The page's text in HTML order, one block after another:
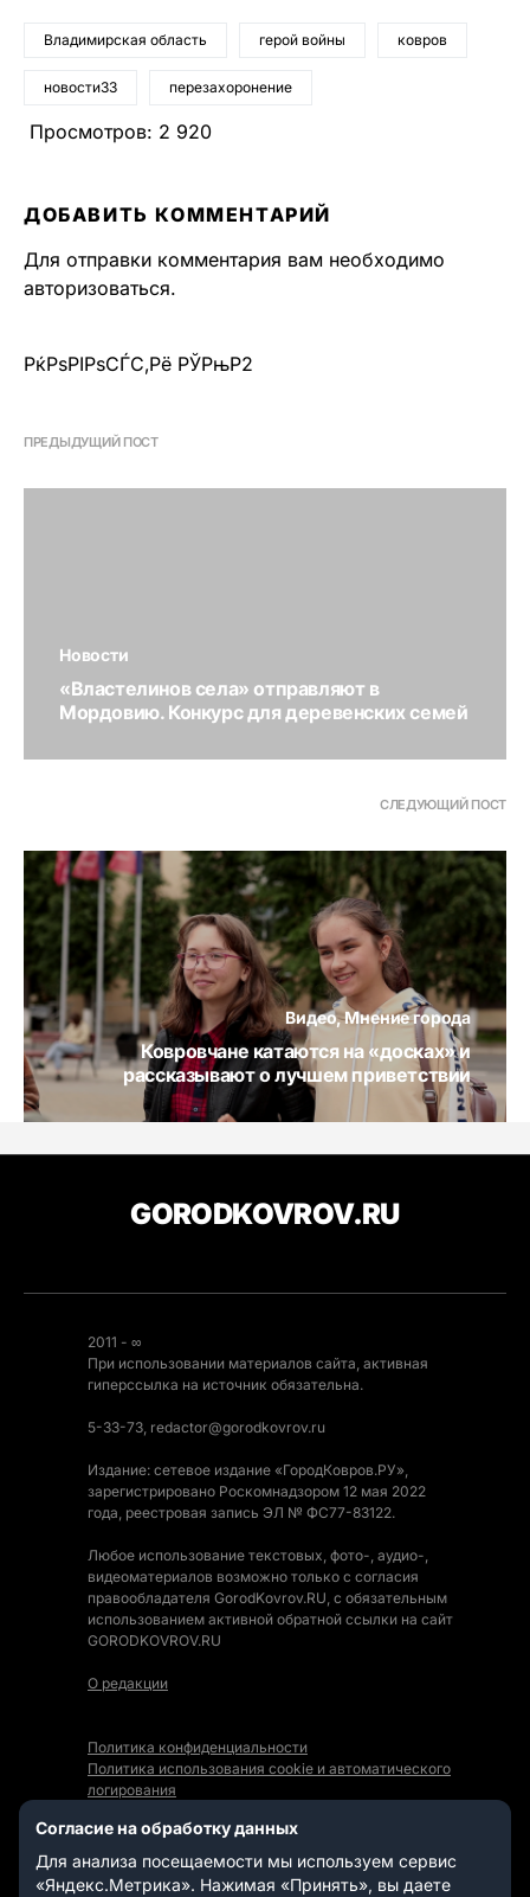
Владимирская область герой войны ковров
новости33 перезахоронение
Просмотров: 2 920
ДОБАВИТЬ КОММЕНТАРИЙ
Для отправки комментария вам необходимо
авторизоваться.
РќРѕРІРѕСЃС‚Рё РЎРњР2
ПРЕДЫДУЩИЙ ПОСТ
Новости
«Властелинов села» отправляют в
Мордовию. Конкурс для деревенских семей
СЛЕДУЮЩИЙ ПОСТ
Видео Мнение города
Ковровчане катаются на «досках» и
рассказывают о лучшем приветствии
GORODKOVROV.RU
2011 - ∞
При использовании материалов сайта, активная
гиперссылка на источник обязательна.
5-33-73, redactor@gorodkovrov.ru
Издание: сетевое издание «ГородКовров.РУ»,
зарегистрировано Роскомнадзором 12 мая 2022
года, реестровая запись ЭЛ № ФС77-83122.
Любое использование текстовых, фото-, аудио-,
видеоматериалов возможно только с согласия
правообладателя GorodKovrov.RU, с обязательным
использованием активной обратной ссылки на сайт
GORODKOVROV.RU
О редакции
Политика конфиденциальности
Политика использования cookie и автоматического
логирования
Мы в социальных сетях:
Согласие на обработку данных
Для анализа посещаемости мы используем сервис
«Яндекс.Метрика». Нажимая «Принять», вы даете